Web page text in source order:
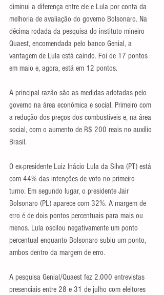
diminui a diferença entre ele e Lula por conta da
melhoria de avaliação do governo Bolsonaro. Na
décima rodada da pesquisa do instituto mineiro
Quaest, encomendada pelo banco Genial, a
vantagem de Lula está caindo. Foi de 17 pontos
em maio e, agora, está em 12 pontos.
A principal razão são as medidas adotadas pelo
governo na área econômica e social. Primeiro com
a redução dos preços dos combustíveis e, na área
social, com o aumento de R$ 200 reais no auxílio
Brasil.
O ex-presidente Luiz Inácio Lula da Silva (PT) está
com 44% das intenções de voto no primeiro
turno. Em segundo lugar, o presidente Jair
Bolsonaro (PL) aparece com 32%. A margem de
erro é de dois pontos percentuais para mais ou
menos. Lula oscilou negativamente um ponto
percentual enquanto Bolsonaro subiu um ponto,
ambos dentro da margem de erro.
A pesquisa Genial/Quaest fez 2.000 entrevistas
presenciais entre 28 e 31 de julho com eleitores